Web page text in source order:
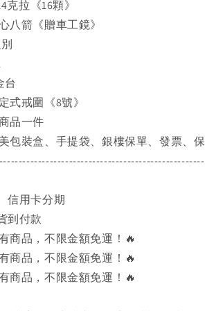
拉《16顆》
八箭《贈車工鏡》
台
式戒圍《8號》
品一件
包裝盒、手提袋、銀樓保單、發票、
信用卡分期
到付款
商品，不限金額免運！🔥
商品，不限金額免運！🔥
商品，不限金額免運！🔥